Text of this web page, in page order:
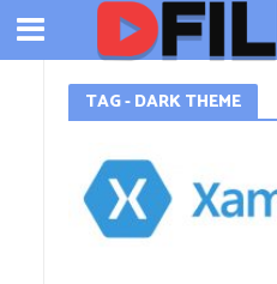
TAG - DARK THEME